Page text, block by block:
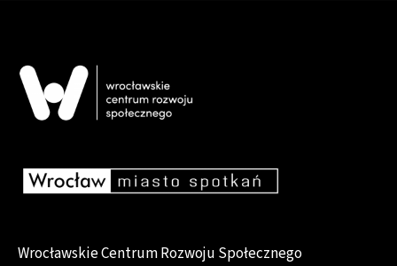
Wrocławskie Centrum Rozwoju Społecznego